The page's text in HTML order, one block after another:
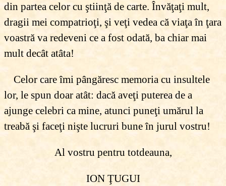
din partea celor cu ştiinţă de carte. Învăţaţi mult,
dragii mei compatrioţi, şi veţi vedea că viaţa în ţara
voastră va redeveni ce a fost odată, ba chiar mai
mult decât atâta!
Celor care îmi pângăresc memoria cu insultele
lor, le spun doar atât: dacă aveţi puterea de a
ajunge celebri ca mine, atunci puneţi umărul la
treabă şi faceţi nişte lucruri bune în jurul vostru!
Al vostru pentru totdeauna,
ION ŢUGUI